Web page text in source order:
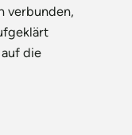
verbunden,
die